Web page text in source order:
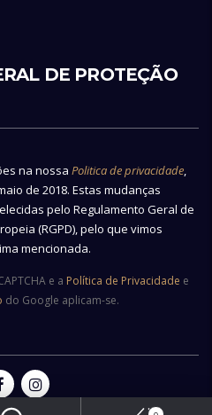
DE PROTEÇÃO
na nossa Politica de privacidade,
de 2018. Estas mudanças
pelo Regulamento Geral de
(RGPD), pelo que vimos
mencionada.
e a Política de Privacidade e
do Google aplicam-se.